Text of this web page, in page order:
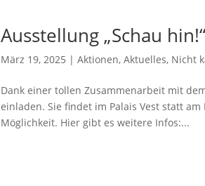
Ausstellung „Schau
März 19, 2025 |Aktionen,Aktuelles, Nicht
Dank einer tollen Zusammenarbeit mit
einladen. Sie findet im Palais Vest statt
Möglichkeit. Hier gibt es weitere Infos:...